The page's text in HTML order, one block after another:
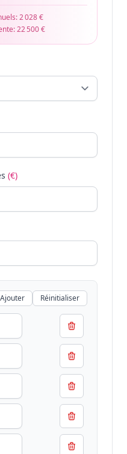
2 028 €
22 500 €
(€)
Ajouter Réinitialiser